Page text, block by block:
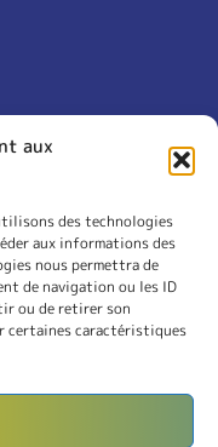
aux
des technologies
aux informations des
nous permettra de
de navigation ou les ID
ou de retirer son
certaines caractéristiques